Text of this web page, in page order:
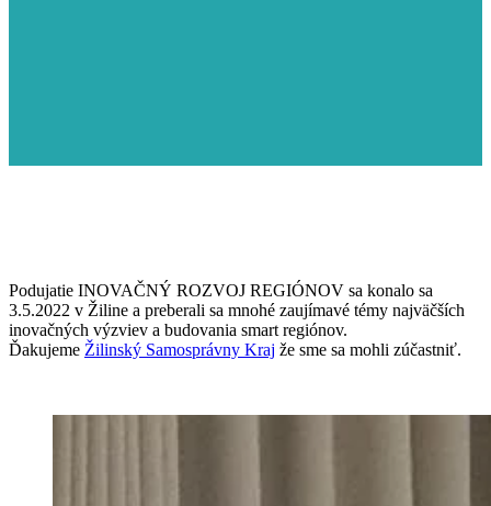
Podujatie INOVAČNÝ ROZVOJ REGIÓNOV sa konalo sa
3.5.2022 v Žiline a preberali sa mnohé zaujímavé témy najväčších
inovačných výzviev a budovania smart regiónov.
Ďakujeme Žilinský Samosprávny Kraj že sme sa mohli zúčastniť.